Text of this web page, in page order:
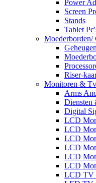
Power
Screen
Stands
Tablet
Moederborden/
Riser-
Monitoren &
Arms
Diensten
Digital
LCD
LCD
LCD
LCD
LCD
LCD
LCD TV